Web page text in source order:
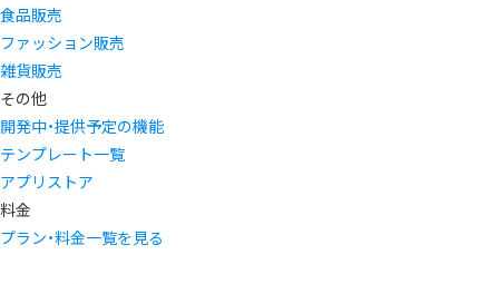
食品販売
ファッション販売
雑貨販売
その他
開発中・提供予定の機能
テンプレート一覧
アプリストア
料金
プラン・料金一覧を見る